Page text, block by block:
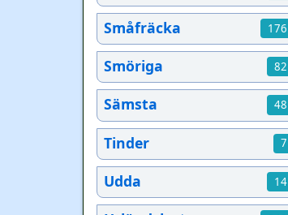
Småfräcka 176
Smöriga 82
Sämsta 48
Tinder 7
Udda 14